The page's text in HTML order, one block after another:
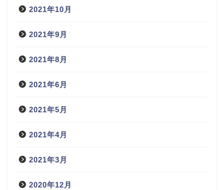
2021年10月
2021年9月
2021年8月
2021年6月
2021年5月
2021年4月
2021年3月
2020年12月